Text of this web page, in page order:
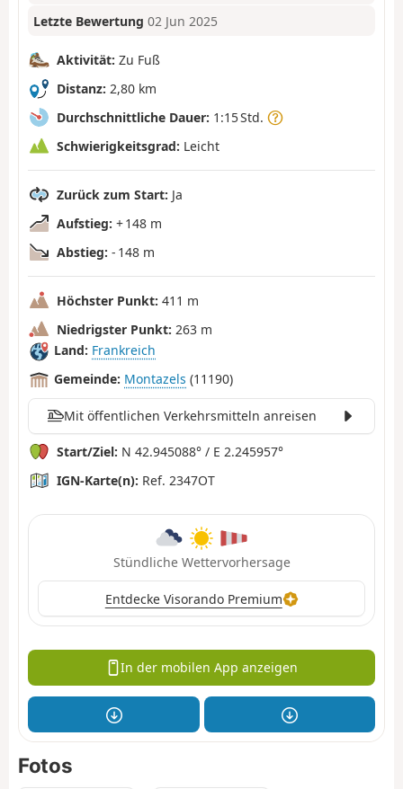
Letzte Bewertung 02 Jun 2025
Aktivität: Zu Fuß
Distanz: 2,80 km
Durchschnittliche Dauer: 1:15 Std.
Schwierigkeitsgrad: Leicht
Zurück zum Start: Ja
Aufstieg: + 148 m
Abstieg: - 148 m
Höchster Punkt: 411 m
Niedrigster Punkt: 263 m
Land: Frankreich
Gemeinde: Montazels (11190)
Mit öffentlichen Verkehrsmitteln anreisen
Start/Ziel: N 42.945088° / E 2.245957°
IGN-Karte(n): Ref. 2347OT
Stündliche Wettervorhersage
Entdecke Visorando Premium
In der mobilen App anzeigen
Fotos